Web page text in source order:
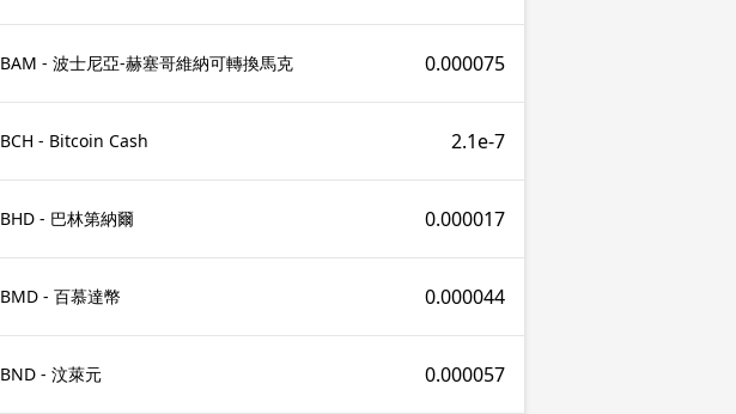
BAM - 波士尼亞-赫塞哥維納可轉換馬克 0.000075
BCH - Bitcoin Cash 2.1e-7
BHD - 巴林第納爾 0.000017
BMD - 百慕達幣 0.000044
BND - 汶萊元 0.000057